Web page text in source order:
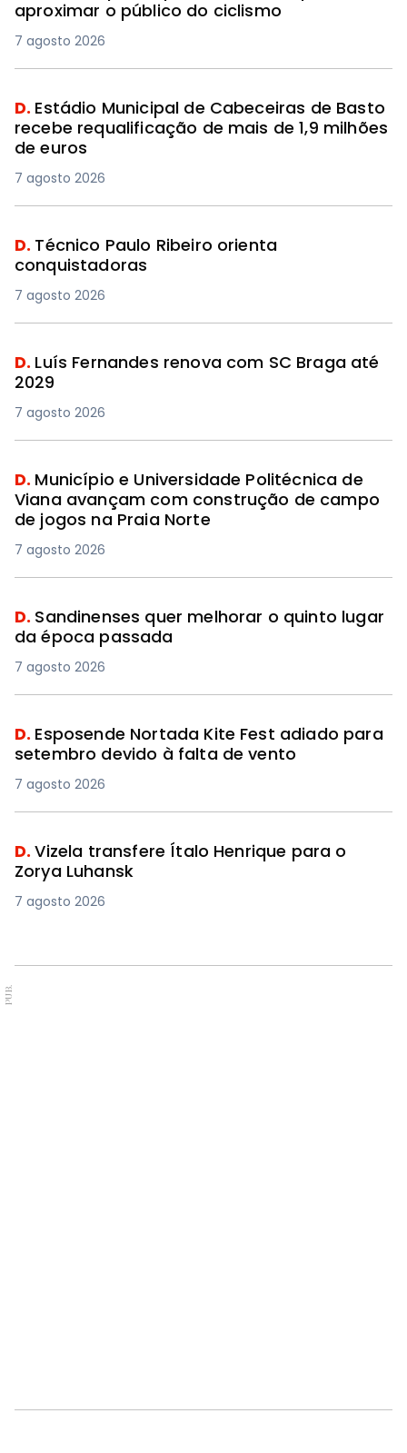
aproximar o público do ciclismo
7 agosto 2026
D. Estádio Municipal de Cabeceiras de Basto
recebe requalificação de mais de 1,9 milhões
de euros
7 agosto 2026
D. Técnico Paulo Ribeiro orienta
conquistadoras
7 agosto 2026
D. Luís Fernandes renova com SC Braga até
2029
7 agosto 2026
D. Município e Universidade Politécnica de
Viana avançam com construção de campo
de jogos na Praia Norte
7 agosto 2026
D. Sandinenses quer melhorar o quinto lugar
da época passada
7 agosto 2026
D. Esposende Nortada Kite Fest adiado para
setembro devido à falta de vento
7 agosto 2026
D.Vizela transfere Ítalo Henrique para o
Zorya Luhansk
7 agosto 2026
PUB.